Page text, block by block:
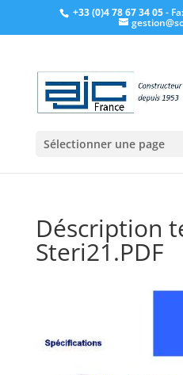
+33 (0)4 78 67 34 05-
Sélectionner une page
Déscription
Steri21.PDF